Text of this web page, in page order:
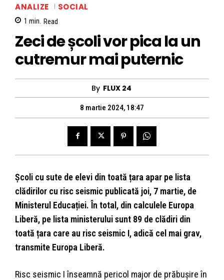
ANALIZE SOCIAL
1 min. Read
Zeci de școli vor pica la un
cutremur mai puternic
By FLUX 24
8 martie 2024, 18:47
Școli cu sute de elevi din toată țara apar pe lista
clădirilor cu risc seismic publicată joi, 7 martie, de
Ministerul Educației. În total, din calculele Europa
Liberă, pe lista ministerului sunt 89 de clădiri din
toată țara care au risc seismic I, adică cel mai grav,
transmite Europa Liberă.
Risc seismic I înseamnă pericol major de prăbușire în